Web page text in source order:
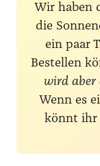
Wir haben
die
ein paar
Bestellen
wird aber
Wenn es
könnt ihr